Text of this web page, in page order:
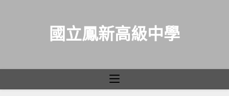
國立鳳新高級中學